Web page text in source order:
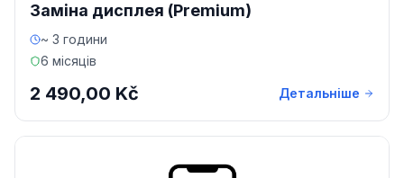
Заміна дисплея (Premium)
~ 3 години
6 місяців
2 490,00 Kč Детальніше